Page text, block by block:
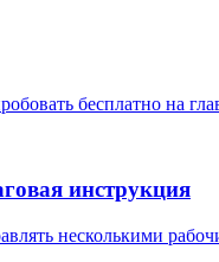
бесплатно на
инструкция
несколькими